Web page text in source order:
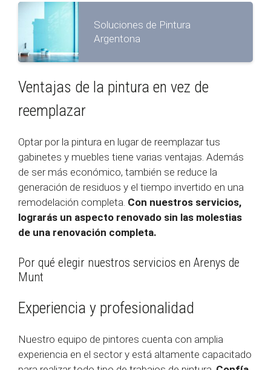
Soluciones de Pintura
Argentona
Ventajas de la pintura en vez de
reemplazar
Optar por la pintura en lugar de reemplazar tus
gabinetes y muebles tiene varias ventajas. Además
de ser más económico, también se reduce la
generación de residuos y el tiempo invertido en una
remodelación completa. Con nuestros servicios,
lograrás un aspecto renovado sin las molestias
de una renovación completa.
Por qué elegir nuestros servicios en Arenys de
Munt
Experiencia y profesionalidad
Nuestro equipo de pintores cuenta con amplia
experiencia en el sector y está altamente capacitado